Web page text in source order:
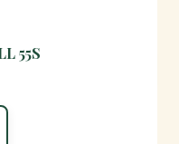
rapide
55S